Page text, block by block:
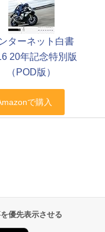
ターネット白書
20年記念特別版
（POD版）
優先表示させる